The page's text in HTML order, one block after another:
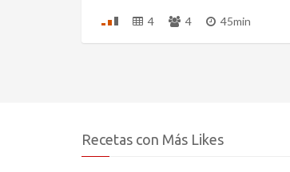
4 4 45min
Recetas con Más Likes